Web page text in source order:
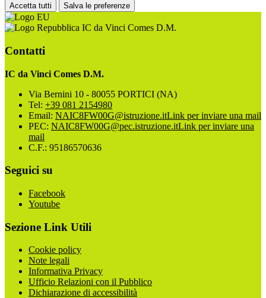
Accetta tutti Salva le preferenze
IC da Vinci Comes D.M.
Contatti
IC da Vinci Comes D.M.
Via Bernini 10 - 80055 PORTICI (NA)
Tel: +39 081 2154980
Email: NAIC8FW00G@istruzione.itLink per inviare una mail
PEC: NAIC8FW00G@pec.istruzione.itLink per inviare una
mail
C.F.: 95186570636
Seguici su
Facebook
Youtube
Sezione Link Utili
Cookie policy
Note legali
Informativa Privacy
Ufficio Relazioni con il Pubblico
Dichiarazione di accessibilità